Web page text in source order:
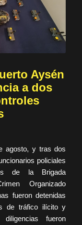
Aysén
a dos
agosto, y tras dos
policiales
de la Brigada
Organizado
fueron detenidas
de tráfico ilícito y
fueron